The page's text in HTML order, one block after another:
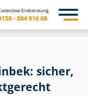
Erstberatung
- 884 916 68
sicher,